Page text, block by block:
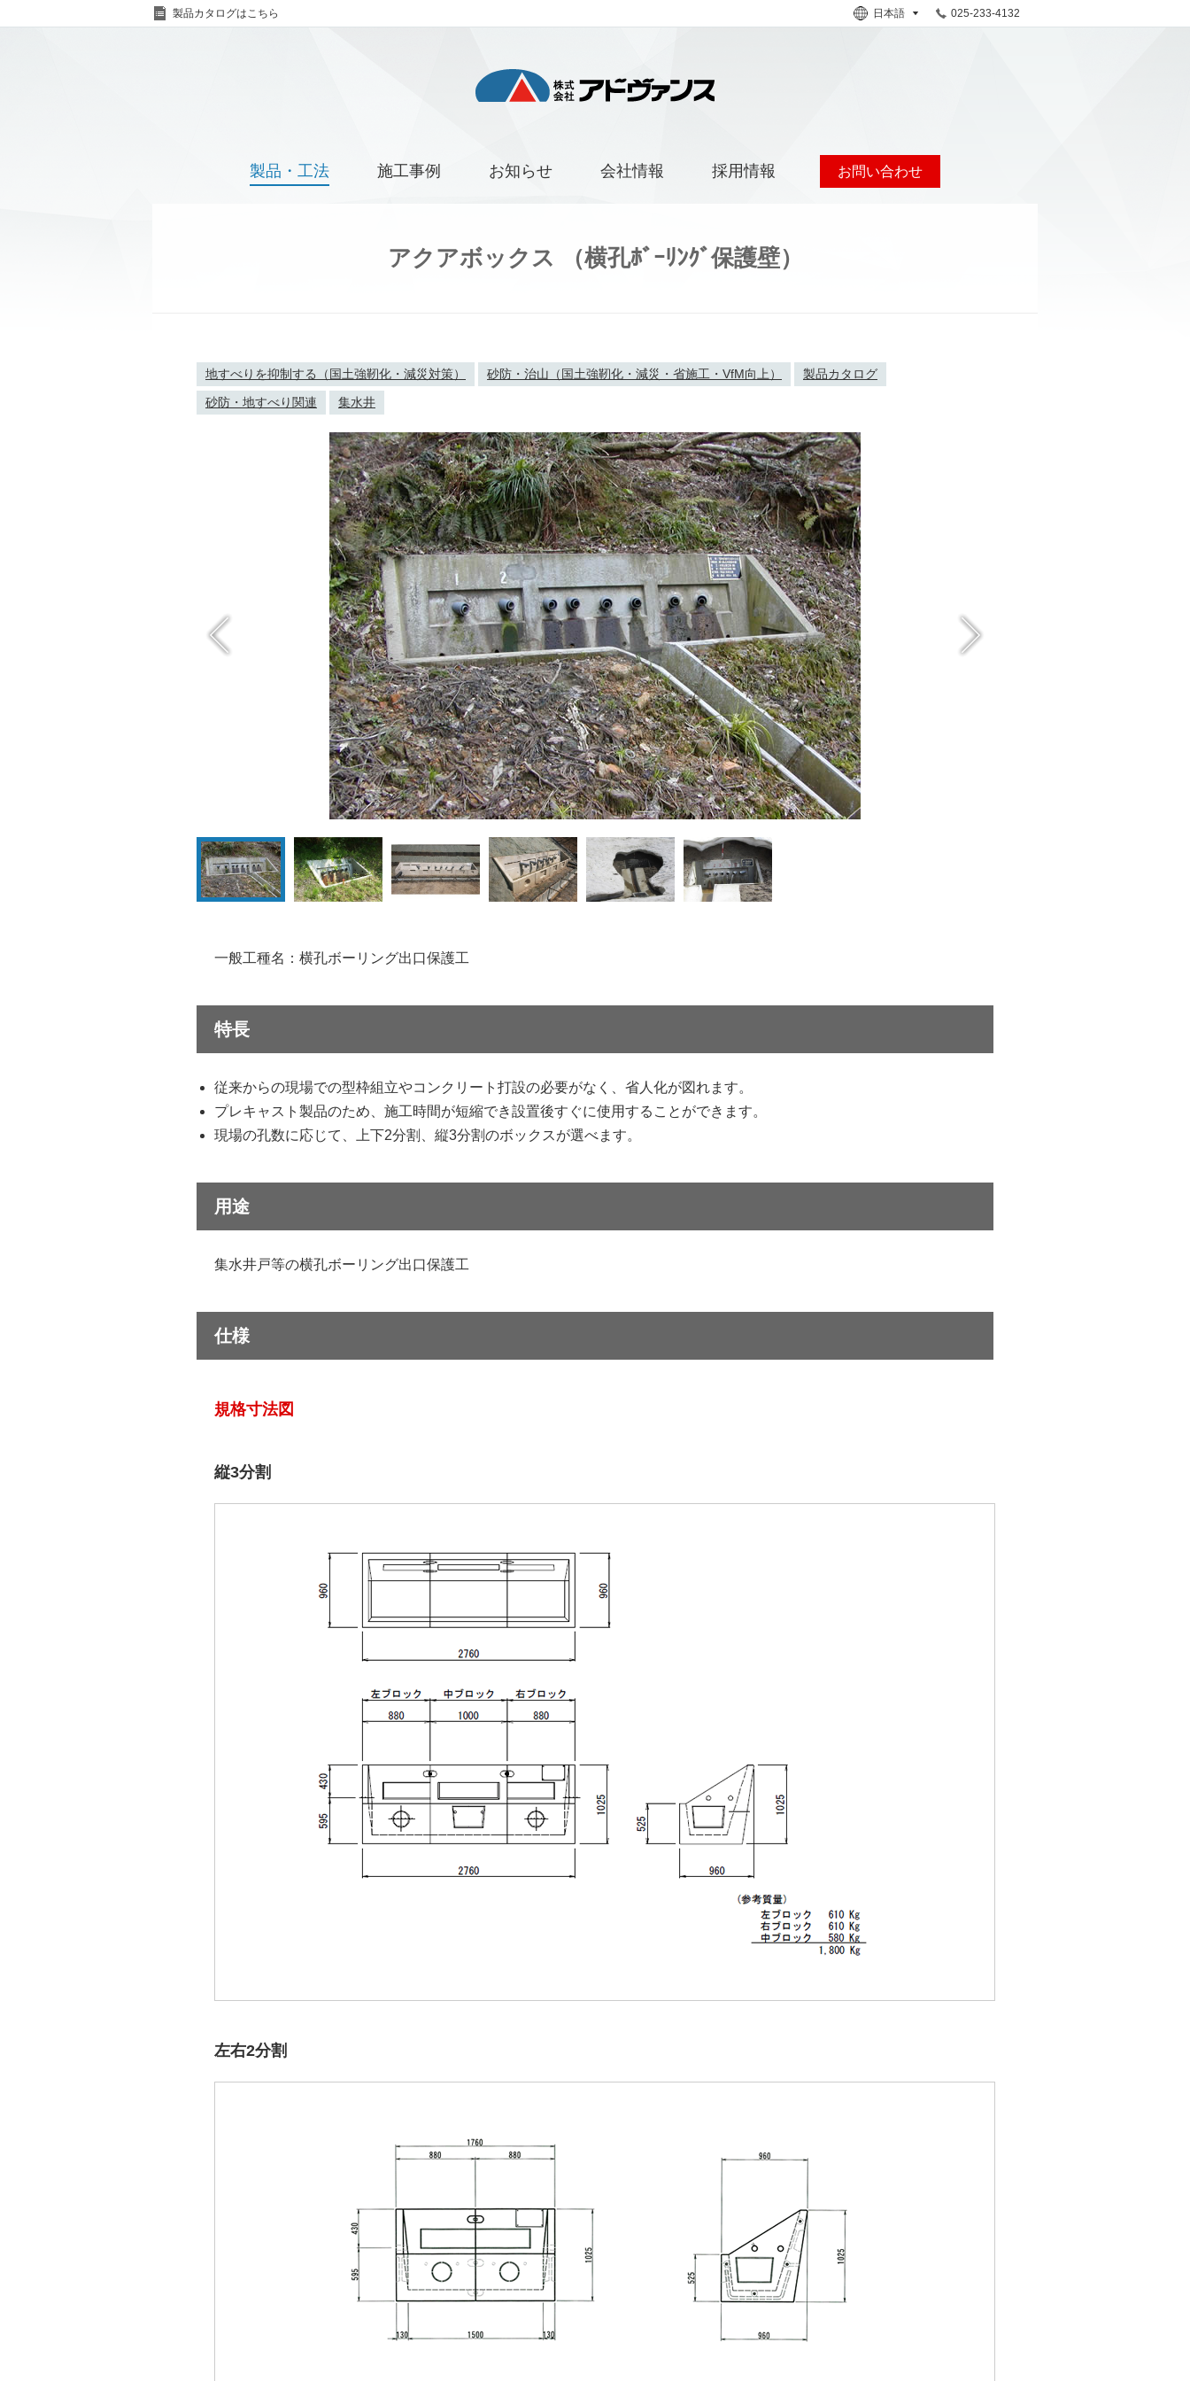
製品カタログはこちら 日本語 025-233-4132
製品・工法 施工事例 お知らせ 会社情報 採用情報 お問い合わせ
アクアボックス （横孔ﾎﾞｰﾘﾝｸﾞ保護壁）
地すべりを抑制する（国土強靭化・減災対策） 砂防・治山（国土強靭化・減災・省施工・VfM向上）
製品カタログ
砂防・地すべり関連
集水井
一般工種名：横孔ボーリング出口保護工
特長
従来からの現場での型枠組立やコンクリート打設の必要がなく、省人化が図れます。
プレキャスト製品のため、施工時間が短縮でき設置後すぐに使用することができます。
現場の孔数に応じて、上下2分割、縦3分割のボックスが選べます。
用途
集水井戸等の横孔ボーリング出口保護工
仕様
規格寸法図
縦3分割
左右2分割